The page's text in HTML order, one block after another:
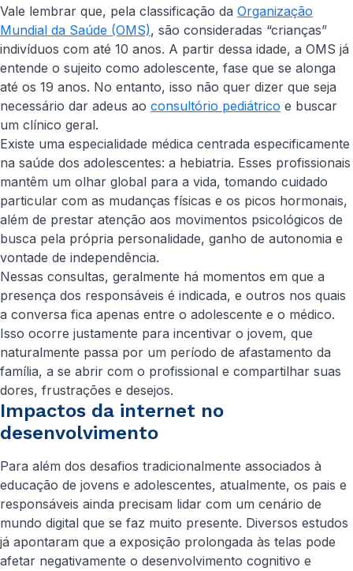
Vale lembrar que, pela classificação da Organização
Mundial da Saúde (OMS), são consideradas “crianças”
indivíduos com até 10 anos. A partir dessa idade, a OMS já
entende o sujeito como adolescente, fase que se alonga
até os 19 anos. No entanto, isso não quer dizer que seja
necessário dar adeus ao consultório pediátrico e buscar
um clínico geral.
Existe uma especialidade médica centrada especificamente
na saúde dos adolescentes: a hebiatria. Esses profissionais
mantêm um olhar global para a vida, tomando cuidado
particular com as mudanças físicas e os picos hormonais,
além de prestar atenção aos movimentos psicológicos de
busca pela própria personalidade, ganho de autonomia e
vontade de independência.
Nessas consultas, geralmente há momentos em que a
presença dos responsáveis é indicada, e outros nos quais
a conversa fica apenas entre o adolescente e o médico.
Isso ocorre justamente para incentivar o jovem, que
naturalmente passa por um período de afastamento da
família, a se abrir com o profissional e compartilhar suas
dores, frustrações e desejos.
Impactos da internet no
desenvolvimento
Para além dos desafios tradicionalmente associados à
educação de jovens e adolescentes, atualmente, os pais e
responsáveis ainda precisam lidar com um cenário de
mundo digital que se faz muito presente. Diversos estudos
já apontaram que a exposição prolongada às telas pode
afetar negativamente o desenvolvimento cognitivo e